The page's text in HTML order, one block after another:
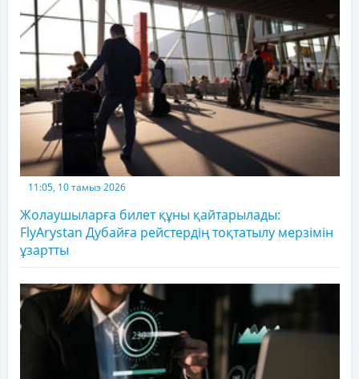
11:05, 10 тамыз 2026
Жолаушыларға билет құны қайтарылады:
FlyArystan Дубайға рейстердің тоқтатылу мерзімін
ұзартты